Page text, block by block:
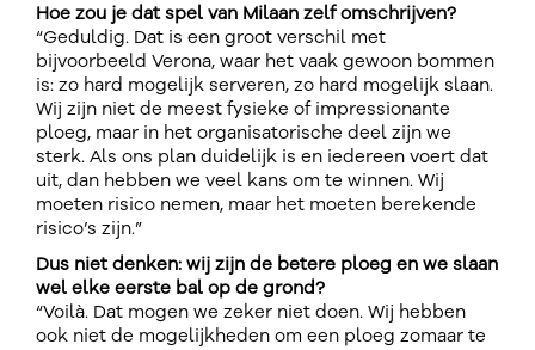
Hoe zou je dat spel van Milaan zelf omschrijven?
“Geduldig. Dat is een groot verschil met
bijvoorbeeld Verona, waar het vaak gewoon bommen
is: zo hard mogelijk serveren, zo hard mogelijk slaan.
Wij zijn niet de meest fysieke of impressionante
ploeg, maar in het organisatorische deel zijn we
sterk. Als ons plan duidelijk is en iedereen voert dat
uit, dan hebben we veel kans om te winnen. Wij
moeten risico nemen, maar het moeten berekende
risico’s zijn.”
Dus niet denken: wij zijn de betere ploeg en we slaan
wel elke eerste bal op de grond?
“Voilà. Dat mogen we zeker niet doen. Wij hebben
ook niet de mogelijkheden om een ploeg zomaar te